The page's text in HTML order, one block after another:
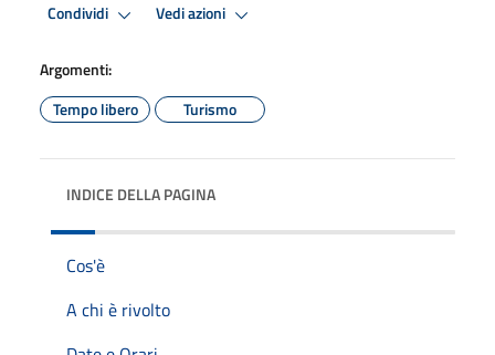
Condividi Vedi azioni
Argomenti:
Tempo libero
Turismo
INDICE DELLA PAGINA
Cos'è
A chi è rivolto